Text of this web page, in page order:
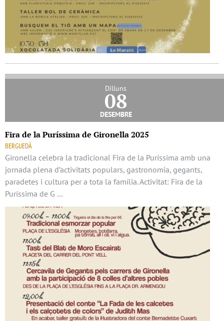
Dilluns
08
desembre
Fira de la Puríssima de Gironella 2025
BERGUEDÀ
Gironella celebra la tradicional Fira de la Puríssima amb una
jornada plena d’activitats populars, gastronomia, gegants,
paradetes i cultura per a tota la família. Activitat: Fira de la
Puríssima de G …